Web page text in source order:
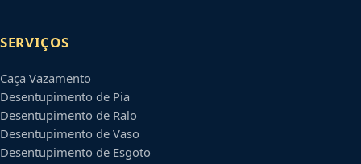
SERVIÇOS
Caça Vazamento
Desentupimento de Pia
Desentupimento de Ralo
Desentupimento de Vaso
Desentupimento de Esgoto